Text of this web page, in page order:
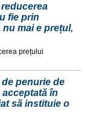
fie prin
mai e prețul,
prețului
penurie de
în
să instituie o